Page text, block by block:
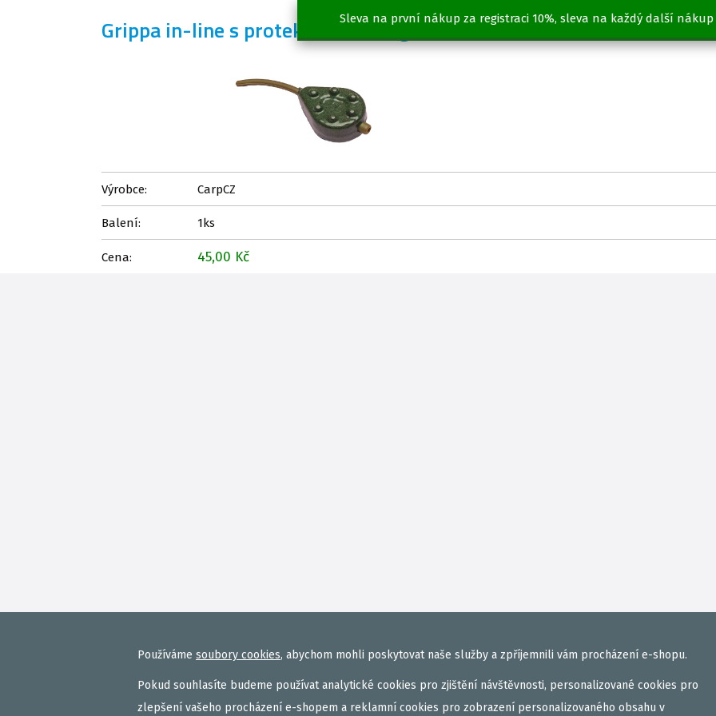
Sleva na první nákup za registraci 10%, sleva na každý další nákup
Grippa in-line s protektorem 130g
Výrobce: CarpCZ
Balení: 1ks
Cena: 45,00 Kč
Používáme soubory cookies, abychom mohli poskytovat naše služby a zpříjemnili vám procházení e-shopu.
Pokud souhlasíte budeme používat analytické cookies pro zjištění návštěvnosti, personalizované cookies pro
zlepšení vašeho procházení e-shopem a reklamní cookies pro zobrazení personalizovaného obsahu v